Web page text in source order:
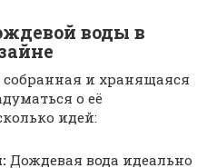
воды в
собранная и хранящаяся
о её
идей:
Дождевая вода идеально